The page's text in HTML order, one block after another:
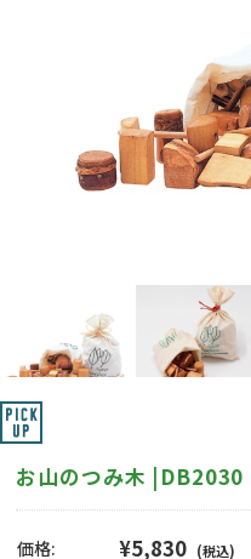
お山のつみ木 |DB2030
価格: ¥5,830 (税込)